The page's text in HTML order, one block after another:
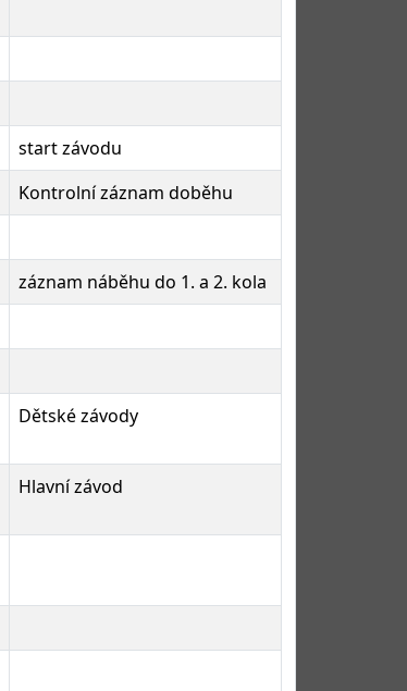
start závodu
Kontrolní záznam doběhu
záznam náběhu do 1. a 2. kola
Dětské závody
Hlavní závod